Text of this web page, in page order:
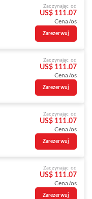
Zaczynając od
US$ 111.07
Cena/os
Zarezerwuj
Zaczynając od
US$ 111.07
Cena/os
Zarezerwuj
Zaczynając od
US$ 111.07
Cena/os
Zarezerwuj
Zaczynając od
US$ 111.07
Cena/os
Zarezerwuj